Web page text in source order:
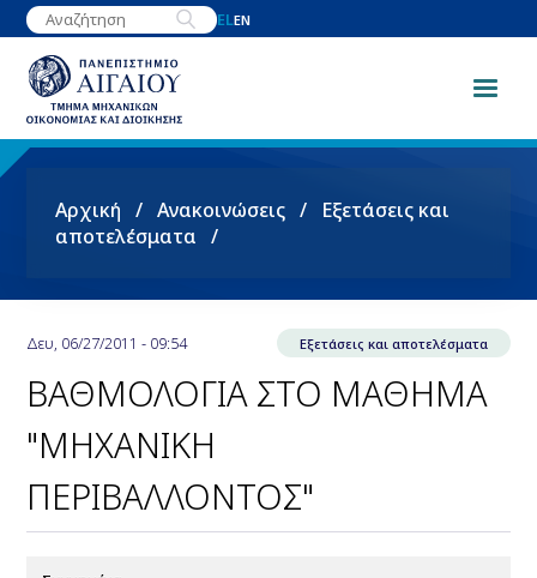
Παράκαμψη
προς
κυρίως
περιεχόμενο
ELEN
Breadcrumb
Αρχική Ανακοινώσεις
Εξετάσεις και
αποτελέσματα
Δευ, 06/27/2011 - 09:54 Εξετάσεις και αποτελέσματα
ΒΑΘΜΟΛΟΓΙΑ ΣΤΟ ΜΑΘΗΜΑ
"ΜΗΧΑΝΙΚΗ
ΠΕΡΙΒΑΛΛΟΝΤΟΣ"